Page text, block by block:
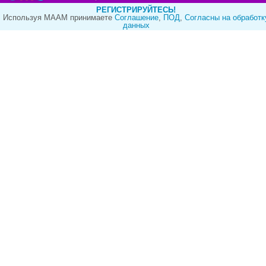
РЕГИСТРИРУЙТЕСЬ!
Используя МААМ принимаете Cоглашение, ПОД, Согласны на
данных